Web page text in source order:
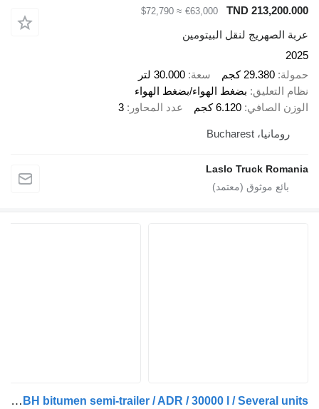
TND 213,200.000
€63,000
≈ $72,790
عربة الصهريج لنقل البيتومين
2025
حمولة 29.380 كجم سعة 30.000 لتر
نظام التعليق بضغط الهواء/بضغط الهواء
الوزن الصافي 6.120 كجم عدد المحاور 3
رومانيا، Bucharest
Laslo Truck Romania
LAG O-3-ST L4BH bitumen semi-trailer / ADR / 30000 l / Several units